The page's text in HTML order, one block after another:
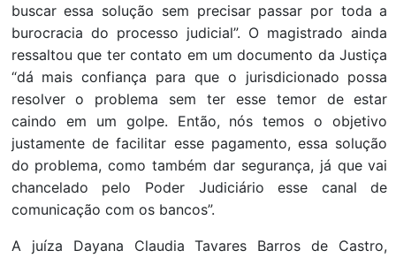
buscar essa solução sem precisar passar por toda a
burocracia do processo judicial”. O magistrado ainda
ressaltou que ter contato em um documento da Justiça
“dá mais confiança para que o jurisdicionado possa
resolver o problema sem ter esse temor de estar
caindo em um golpe. Então, nós temos o objetivo
justamente de facilitar esse pagamento, essa solução
do problema, como também dar segurança, já que vai
chancelado pelo Poder Judiciário esse canal de
comunicação com os bancos”.
A juíza Dayana Claudia Tavares Barros de Castro,